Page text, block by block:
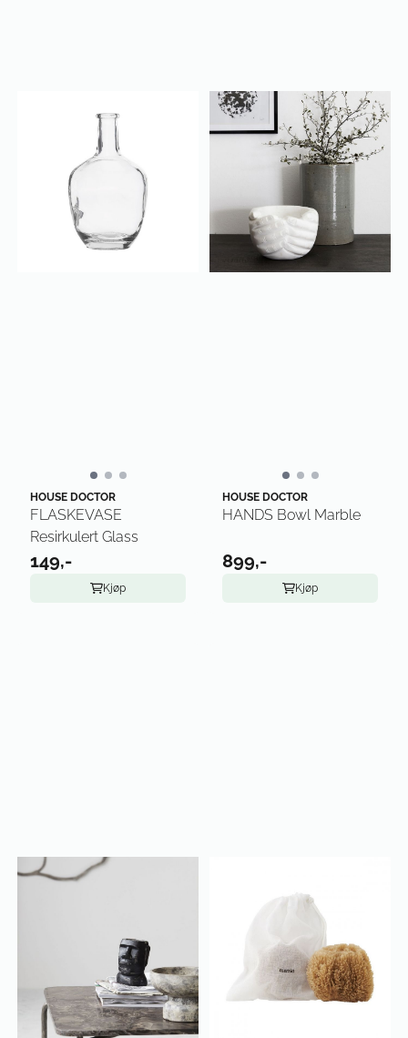
HOUSE DOCTOR
FLASKEVASE
Resirkulert Glass
149,-
Kjøp
HOUSE DOCTOR
HANDS Bowl Marble
899,-
Kjøp